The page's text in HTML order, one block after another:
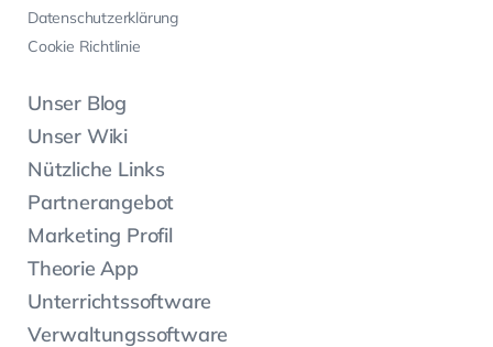
Datenschutzerklärung
Cookie Richtlinie
Unser Blog
Unser Wiki
Nützliche Links
Partnerangebot
Marketing Profil
Theorie App
Unterrichtssoftware
Verwaltungssoftware